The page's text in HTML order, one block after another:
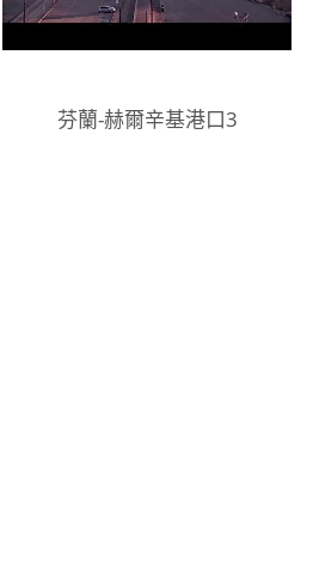
芬蘭-赫爾辛基港口3